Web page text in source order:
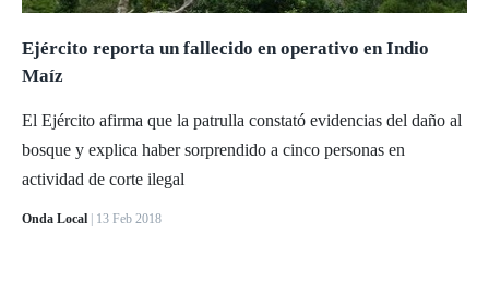
Ejército reporta un fallecido en operativo en Indio
Maíz
El Ejército afirma que la patrulla constató evidencias del daño al
bosque y explica haber sorprendido a cinco personas en
actividad de corte ilegal
Onda Local | 13 Feb 2018